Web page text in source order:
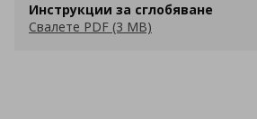
Инструкции за сглобяване
Свалете PDF (3 MB)